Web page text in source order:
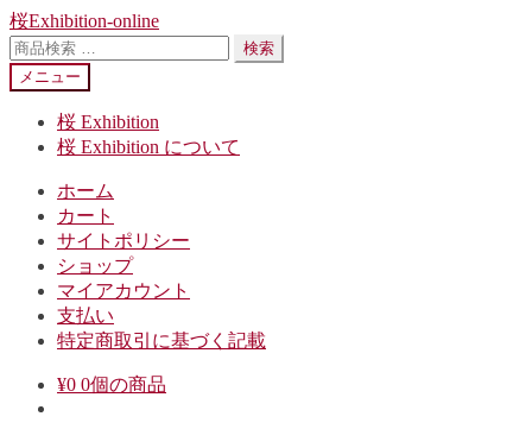
ナ
ビ
ゲ
ー
コ
ン
テ
ン
桜Exhibition-online
検
索
対
検索
メニュー
桜 Exhibition
桜 Exhibition について
ホーム
カート
サイトポリシー
ショップ
マイアカウント
支払い
特定商取引に基づく記載
¥0 0個の商品